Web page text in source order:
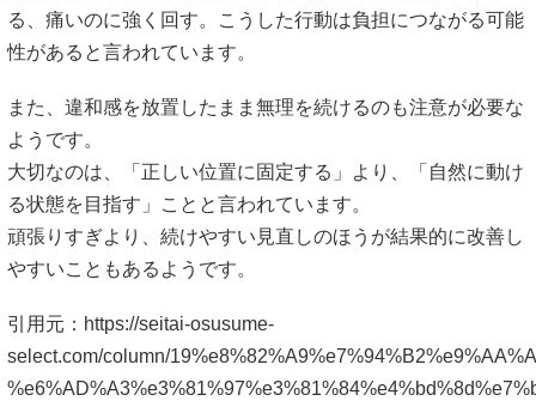
る、痛いのに強く回す。こうした行動は負担につながる可能
性があると言われています。
また、違和感を放置したまま無理を続けるのも注意が必要な
ようです。
大切なのは、「正しい位置に固定する」より、「自然に動け
る状態を目指す」ことと言われています。
頑張りすぎより、続けやすい見直しのほうが結果的に改善し
やすいこともあるようです。
引用元： https://seitai-osusume-
select.com/column/